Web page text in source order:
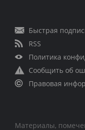
Быстрая
RSS
Политика
Сообщить об
Правовая
Материалы,